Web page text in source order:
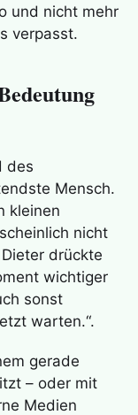
und nicht mehr
verpasst.
des
Mensch.
kleinen
nicht
drückte
wichtiger
sonst
warten.“.
gerade
– oder mit
Medien